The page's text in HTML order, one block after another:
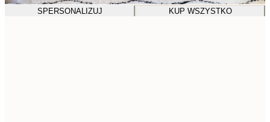
SPERSONALIZUJ KUP WSZYSTKO